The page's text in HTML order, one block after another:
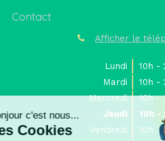
Contact
Afficher le
Lundi
10h -
Mardi
10h -
Mercredi
10h -
Jeudi
10h -
Vendredi
10h -
Bonjour c'est nous...
Les Cookies